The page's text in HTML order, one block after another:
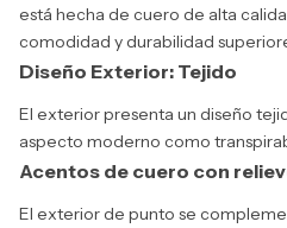
está hecha de cuero de alta
comodidad y durabilidad
Diseño Exterior: Tejido
El exterior presenta un diseño
aspecto moderno como
Acentos de cuero con
El exterior de punto se